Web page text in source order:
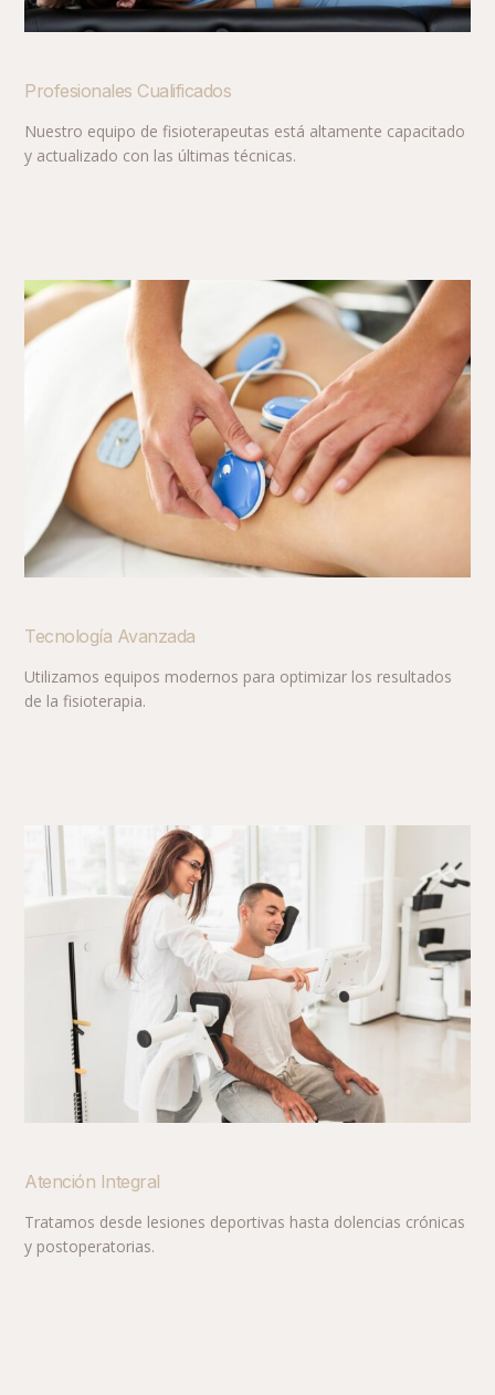
Profesionales Cualificados
Nuestro equipo de fisioterapeutas está altamente capacitado
y actualizado con las últimas técnicas.
Tecnología Avanzada
Utilizamos equipos modernos para optimizar los resultados
de la fisioterapia.
Atención Integral
Tratamos desde lesiones deportivas hasta dolencias crónicas
y postoperatorias.